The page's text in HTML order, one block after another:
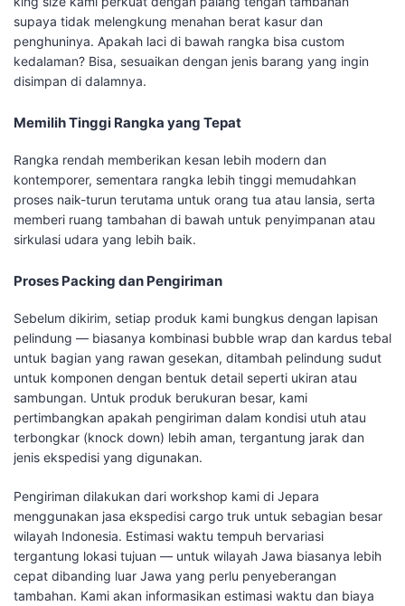
supaya tidak melengkung menahan berat kasur dan
penghuninya. Apakah laci di bawah rangka bisa custom
kedalaman? Bisa, sesuaikan dengan jenis barang yang ingin
disimpan di dalamnya.
Memilih Tinggi Rangka yang Tepat
Rangka rendah memberikan kesan lebih modern dan
kontemporer, sementara rangka lebih tinggi memudahkan
proses naik-turun terutama untuk orang tua atau lansia, serta
memberi ruang tambahan di bawah untuk penyimpanan atau
sirkulasi udara yang lebih baik.
Proses Packing dan Pengiriman
Sebelum dikirim, setiap produk kami bungkus dengan lapisan
pelindung — biasanya kombinasi bubble wrap dan kardus tebal
untuk bagian yang rawan gesekan, ditambah pelindung sudut
untuk komponen dengan bentuk detail seperti ukiran atau
sambungan. Untuk produk berukuran besar, kami
pertimbangkan apakah pengiriman dalam kondisi utuh atau
terbongkar (knock down) lebih aman, tergantung jarak dan
jenis ekspedisi yang digunakan.
Pengiriman dilakukan dari workshop kami di Jepara
menggunakan jasa ekspedisi cargo truk untuk sebagian besar
wilayah Indonesia. Estimasi waktu tempuh bervariasi
tergantung lokasi tujuan — untuk wilayah Jawa biasanya lebih
cepat dibanding luar Jawa yang perlu penyeberangan
tambahan. Kami akan informasikan estimasi waktu dan biaya